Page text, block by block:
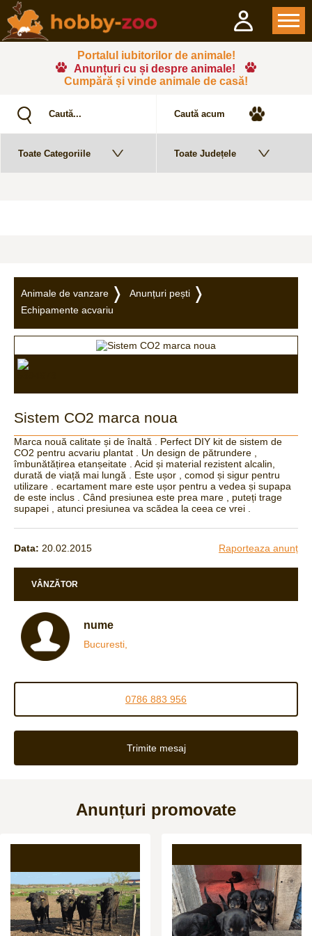
Portalul iubitorilor de animale!
Anunțuri cu și despre animale!
Cumpără și vinde animale de casă!
Animale de vanzare
Anunțuri pești
Echipamente acvariu
Sistem CO2 marca noua
Marca nouă calitate și de înaltă . Perfect DIY kit de sistem de
CO2 pentru acvariu plantat . Un design de pătrundere ,
îmbunătățirea etanșeitate . Acid și material rezistent alcalin,
durată de viață mai lungă . Este ușor , comod și sigur pentru
utilizare . ecartament mare este ușor pentru a vedea și supapa
de este inclus . Când presiunea este prea mare , puteți trage
supapei , atunci presiunea va scădea la ceea ce vrei .
Data: 20.02.2015 Raporteaza anunț
VÂNZĂTOR
nume
Bucuresti,
0786 883 956
Trimite mesaj
Anunțuri promovate